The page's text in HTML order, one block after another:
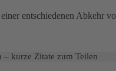
entschiedenen Abkehr
– kurze Zitate zum Teilen